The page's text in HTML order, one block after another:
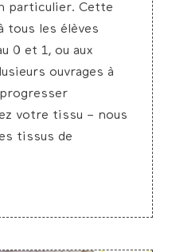
particulier. Cette
tous les élèves
0 et 1, ou aux
ouvrages à
votre tissu – nous
tissus de